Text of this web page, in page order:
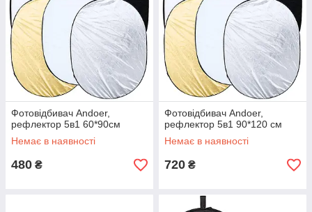
Фотовідбивач Andoer,
рефлектор 5в1 60*90см
Немає в наявності
480 ₴
Фотовідбивач Andoer,
рефлектор 5в1 90*120 см
Немає в наявності
720 ₴